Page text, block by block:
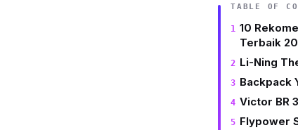
TABLE OF
10
Terbaik
Li-Ning
Backpack
Victor BR
Flypower